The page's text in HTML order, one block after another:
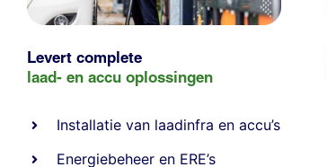
Levert complete
laad- en accu oplossingen
Installatie van laadinfra en accu’s
Energiebeheer en ERE’s